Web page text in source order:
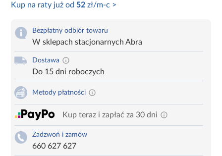
Kup na raty już od 52 zł/m-c >
Bezpłatny odbiór towaru
W sklepach stacjonarnych Abra
Dostawa
Do 15 dni roboczych
Metody płatności
Kup teraz i zapłać za 30 dni
Zadzwoń i zamów
660 627 627